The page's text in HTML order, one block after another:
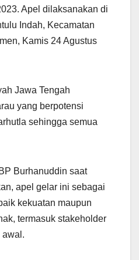
Apel dilaksanakan di
Indah, Kecamatan
Kamis 24 Agustus
Jawa Tengah
yang berpotensi
sehingga semua
Burhanuddin saat
apel gelar ini sebagai
kekuatan maupun
termasuk stakeholder
awal.